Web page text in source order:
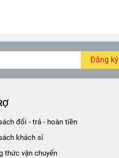
Đăng ký
đổi - trả - hoàn tiền
khách sỉ
thức vận chuyển